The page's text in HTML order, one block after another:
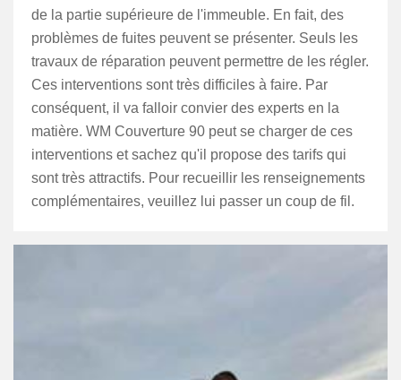
de la partie supérieure de l'immeuble. En fait, des
problèmes de fuites peuvent se présenter. Seuls les
travaux de réparation peuvent permettre de les régler.
Ces interventions sont très difficiles à faire. Par
conséquent, il va falloir convier des experts en la
matière. WM Couverture 90 peut se charger de ces
interventions et sachez qu'il propose des tarifs qui
sont très attractifs. Pour recueillir les renseignements
complémentaires, veuillez lui passer un coup de fil.